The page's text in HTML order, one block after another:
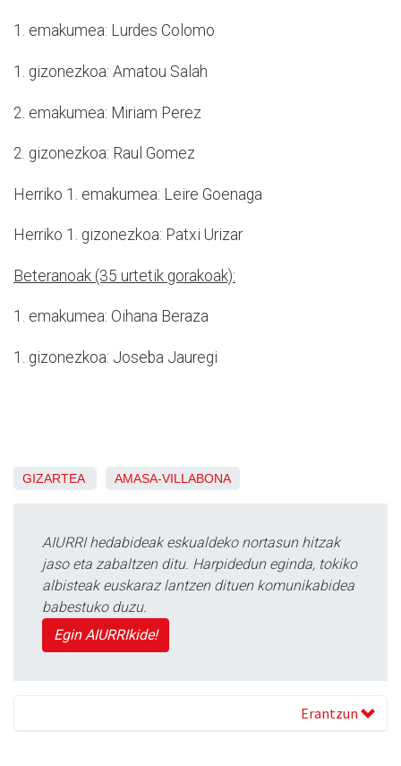
1. emakumea: Lurdes Colomo
1. gizonezkoa: Amatou Salah
2. emakumea: Miriam Perez
2. gizonezkoa: Raul Gomez
Herriko 1. emakumea: Leire Goenaga
Herriko 1. gizonezkoa: Patxi Urizar
Beteranoak (35 urtetik gorakoak):
1. emakumea: Oihana Beraza
1. gizonezkoa: Joseba Jauregi
GIZARTEA AMASA-VILLABONA
AIURRI hedabideak eskualdeko nortasun hitzak
jaso eta zabaltzen ditu. Harpidedun eginda, tokiko
albisteak euskaraz lantzen dituen komunikabidea
babestuko duzu.
Egin AIURRIkide!
Erantzun